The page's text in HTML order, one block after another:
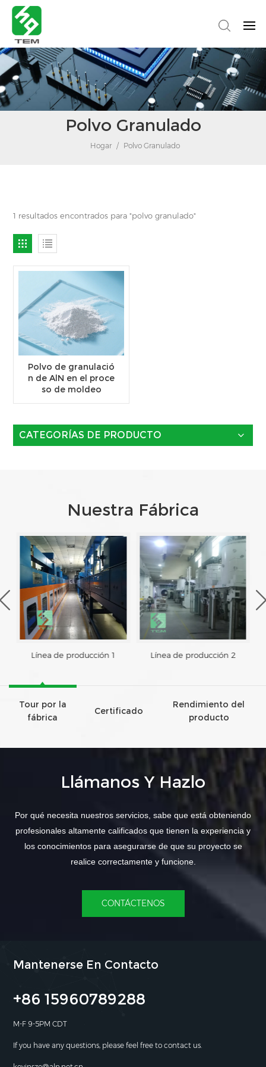
Polvo Granulado
Hogar / Polvo Granulado
1 resultados encontrados para "polvo granulado"
Polvo de granulació
n de AlN en el proce
so de moldeo
CATEGORÍAS DE PRODUCTO
Nuestra Fábrica
Línea de producción 1 Línea de producción 2
Tour por la
fábrica
Certificado
Rendimiento del
producto
Llámanos Y Hazlo
Por qué necesita nuestros servicios, sabe que está obteniendo
profesionales altamente calificados que tienen la experiencia y
los conocimientos para asegurarse de que su proyecto se
realice correctamente y funcione.
CONTÁCTENOS
Mantenerse En Contacto
+86 15960789288
M-F 9-5PM CDT
If you have any questions, please feel free to contact us.